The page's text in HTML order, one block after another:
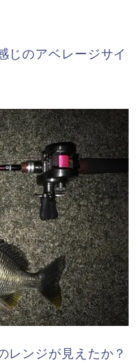
じのアベレージサイ
レンジが見えたか？